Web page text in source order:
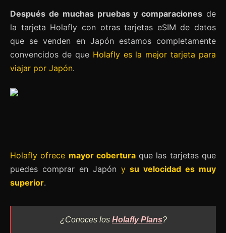
Después de muchas pruebas y comparaciones de
la tarjeta Holafly con otras tarjetas eSIM de datos
que se venden en Japón estamos completamente
convencidos de que Holafly es la mejor tarjeta para
viajar por Japón.
Holafly ofrece mayor cobertura que las tarjetas que
puedes comprar en Japón ysu velocidad es muy
superior.
¿Conoces los Holafly Plans?